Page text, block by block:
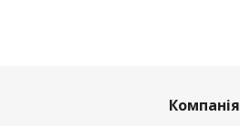
Компанія